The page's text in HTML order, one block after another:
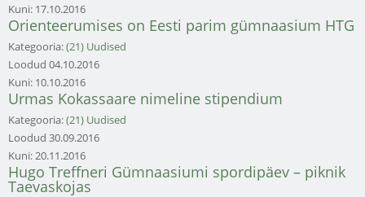
Kuni: 17.10.2016
Orienteerumises on Eesti parim gümnaasium HTG
Kategooria:(21) Uudised
Loodud 04.10.2016
Kuni: 10.10.2016
Urmas Kokassaare nimeline stipendium
Kategooria:(21) Uudised
Loodud 30.09.2016
Kuni:20.11.2016
Hugo Treffneri Gümnaasiumi spordipäev – piknik
Taevaskojas